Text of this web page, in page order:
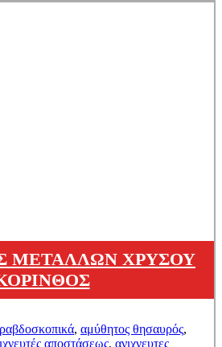
ΜΕΤΑΛΛΩΝ ΧΡΥΣΟΥ
ραβδοσκοπικά, αμύθητος θησαυρός,
αποστάσεως, ανιχνευτες